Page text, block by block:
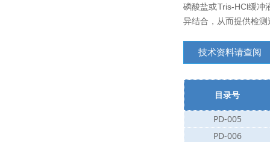
磷酸盐或Tris-HCl缓冲
异结合，从而提供检
技术资料请查阅
目录号
PD-005
PD-006